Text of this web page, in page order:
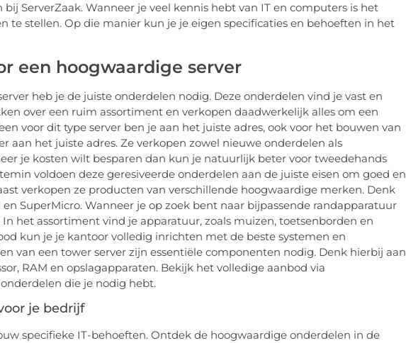
ServerZaak. Wanneer je veel kennis hebt van IT en computers is het
te stellen. Op die manier kun je je eigen specificaties en behoeften in het
een hoogwaardige server
heb je de juiste onderdelen nodig. Deze onderdelen vind je vast en
over een ruim assortiment en verkopen daadwerkelijk alles om een
voor dit type server ben je aan het juiste adres, ook voor het bouwen van
aan het juiste adres. Ze verkopen zowel nieuwe onderdelen als
je kosten wilt besparen dan kun je natuurlijk beter voor tweedehands
voldoen deze geresiveerde onderdelen aan de juiste eisen om goed en
verkopen ze producten van verschillende hoogwaardige merken. Denk
SuperMicro. Wanneer je op zoek bent naar bijpassende randapparatuur
In het assortiment vind je apparatuur, zoals muizen, toetsenborden en
kun je je kantoor volledig inrichten met de beste systemen en
van een tower server zijn essentiële componenten nodig. Denk hierbij aan
RAM en opslagapparaten. Bekijk het volledige aanbod via
die je nodig hebt.
je bedrijf
specifieke IT-behoeften. Ontdek de hoogwaardige onderdelen in de